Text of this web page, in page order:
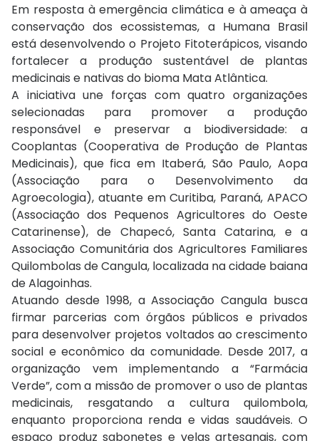
Em resposta à emergência climática e à ameaça à
conservação dos ecossistemas, a Humana Brasil
está desenvolvendo o Projeto Fitoterápicos, visando
fortalecer a produção sustentável de plantas
medicinais e nativas do bioma Mata Atlântica.
A iniciativa une forças com quatro organizações
selecionadas para promover a produção
responsável e preservar a biodiversidade: a
Cooplantas (Cooperativa de Produção de Plantas
Medicinais), que fica em Itaberá, São Paulo, Aopa
(Associação para o Desenvolvimento da
Agroecologia), atuante em Curitiba, Paraná, APACO
(Associação dos Pequenos Agricultores do Oeste
Catarinense), de Chapecó, Santa Catarina, e a
Associação Comunitária dos Agricultores Familiares
Quilombolas de Cangula, localizada na cidade baiana
de Alagoinhas.
Atuando desde 1998, a Associação Cangula busca
firmar parcerias com órgãos públicos e privados
para desenvolver projetos voltados ao crescimento
social e econômico da comunidade. Desde 2017, a
organização vem implementando a “Farmácia
Verde”, com a missão de promover o uso de plantas
medicinais, resgatando a cultura quilombola,
enquanto proporciona renda e vidas saudáveis. O
espaço produz sabonetes e velas artesanais, com